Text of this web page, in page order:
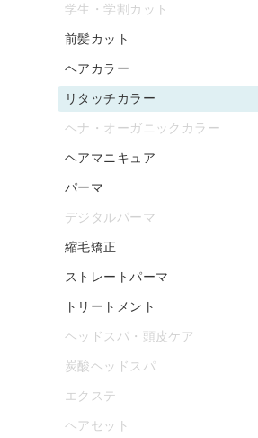
学生・学割カット
前髪カット
ヘアカラー
リタッチカラー
ヘナ・オーガニックカラー
ヘアマニキュア
パーマ
デジタルパーマ
縮毛矯正
ストレートパーマ
トリートメント
ヘッドスパ・頭皮ケア
炭酸ヘッドスパ
エクステ
ヘアセット